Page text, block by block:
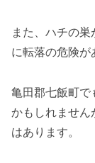
また、ハチの
に転落の危険が
亀田郡七飯町で
かもしれません
はあります。